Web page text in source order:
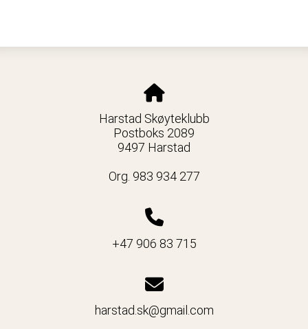
Harstad Skøyteklubb
Postboks 2089
9497 Harstad
Org. 983 934 277
+47 906 83 715
harstad.sk@gmail.com